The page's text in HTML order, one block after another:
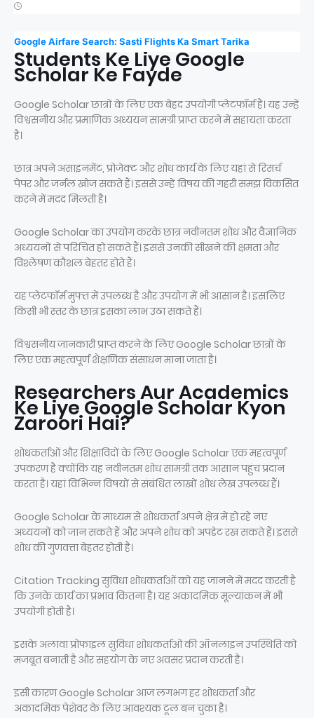
Google Airfare Search: Sasti Flights Ka Smart Tarika
Students Ke Liye Google
Scholar Ke Fayde
Google Scholar छात्रों के लिए एक बेहद उपयोगी प्लेटफॉर्म है। यह उन्हें
विश्वसनीय और प्रमाणिक अध्ययन सामग्री प्राप्त करने में सहायता करता
है।
छात्र अपने असाइनमेंट, प्रोजेक्ट और शोध कार्य के लिए यहां से रिसर्च
पेपर और जर्नल खोज सकते हैं। इससे उन्हें विषय की गहरी समझ विकसित
करने में मदद मिलती है।
Google Scholar का उपयोग करके छात्र नवीनतम शोध और वैज्ञानिक
अध्ययनों से परिचित हो सकते हैं। इससे उनकी सीखने की क्षमता और
विश्लेषण कौशल बेहतर होते हैं।
यह प्लेटफॉर्म मुफ्त में उपलब्ध है और उपयोग में भी आसान है। इसलिए
किसी भी स्तर के छात्र इसका लाभ उठा सकते हैं।
विश्वसनीय जानकारी प्राप्त करने के लिए Google Scholar छात्रों के
लिए एक महत्वपूर्ण शैक्षणिक संसाधन माना जाता है।
Researchers Aur Academics
Ke Liye Google Scholar Kyon
Zaroori Hai?
शोधकर्ताओं और शिक्षाविदों के लिए Google Scholar एक महत्वपूर्ण
उपकरण है क्योंकि यह नवीनतम शोध सामग्री तक आसान पहुंच प्रदान
करता है। यहां विभिन्न विषयों से संबंधित लाखों शोध लेख उपलब्ध हैं।
Google Scholar के माध्यम से शोधकर्ता अपने क्षेत्र में हो रहे नए
अध्ययनों को जान सकते हैं और अपने शोध को अपडेट रख सकते हैं। इससे
शोध की गुणवत्ता बेहतर होती है।
Citation Tracking सुविधा शोधकर्ताओं को यह जानने में मदद करती है
कि उनके कार्य का प्रभाव कितना है। यह अकादमिक मूल्यांकन में भी
उपयोगी होती है।
इसके अलावा प्रोफाइल सुविधा शोधकर्ताओं की ऑनलाइन उपस्थिति को
मजबूत बनाती है और सहयोग के नए अवसर प्रदान करती है।
इसी कारण Google Scholar आज लगभग हर शोधकर्ता और
अकादमिक पेशेवर के लिए आवश्यक टूल बन चुका है।